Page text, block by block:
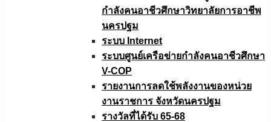
กำลังคนอาชีวศึกษาวิทยาลัยการอาชีพ
นครปฐม
ระบบ Internet
ระบบศูนย์เครือข่ายกำลังคนอาชีวศึกษา
V-COP
รายงานการลดใช้พลังงานของหน่วย
งานราชการ จังหวัดนครปฐม
รางวัลที่ได้รับ 65-68